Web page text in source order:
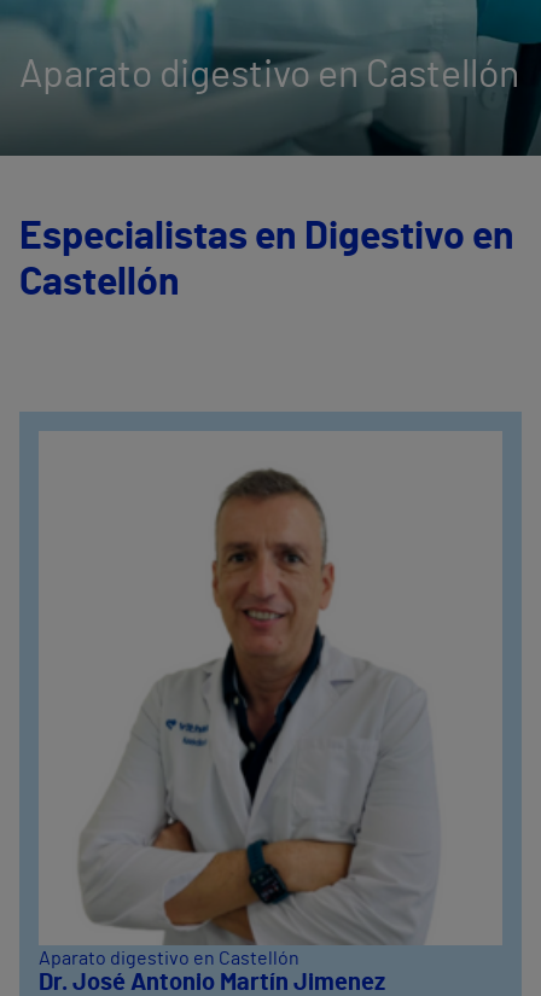
Aparato digestivo en Castellón
Especialistas en Digestivo en
Castellón
Aparato digestivo en Castellón
Dr. José Antonio Martín Jimenez